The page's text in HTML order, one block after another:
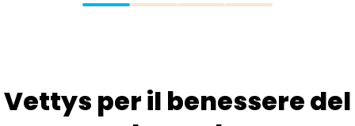
Vettys per il benessere del